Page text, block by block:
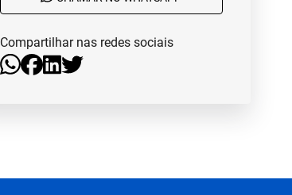
Compartilhar nas redes sociais